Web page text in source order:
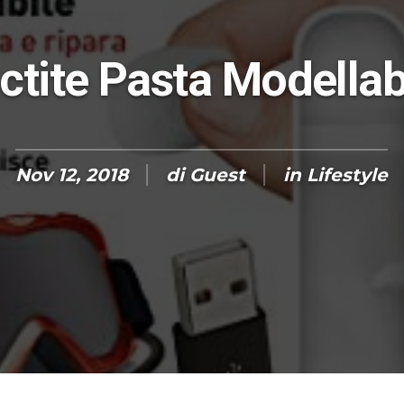
Pasta
Nov 12, 2018 di Guest in Lifestyle